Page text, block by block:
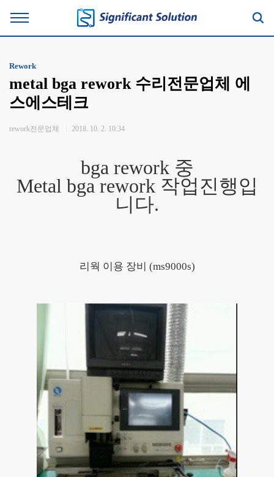
Rework
metal bga rework 수리전문업체 에
스에스테크
rework전문업체 2018. 10. 2. 10:34
bga rework 중
Metal bga rework 작업진행입
니다.
리웍 이용 장비 (ms9000s)